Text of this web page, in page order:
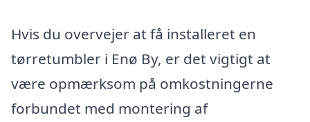
Hvis du overvejer at få installeret en
tørretumbler i Enø By, er det vigtigt at
være opmærksom på omkostningerne
forbundet med montering af